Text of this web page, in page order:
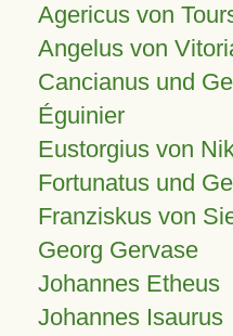
Agericus von
Angelus von
Cancianus und
Éguinier
Eustorgius von
Fortunatus und
Franziskus von
Georg Gervase
Johannes Etheus
Johannes Isaurus